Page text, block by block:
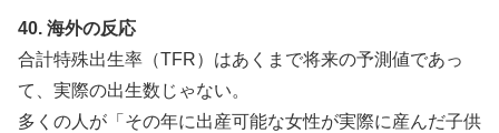
40. 海外の反応
合計特殊出生率（TFR）はあくまで将来の予測値であっ
て、実際の出生数じゃない。
多くの人が「その年に出産可能な女性が実際に産んだ子供